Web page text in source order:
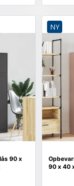
90 x
NY
90 x 40